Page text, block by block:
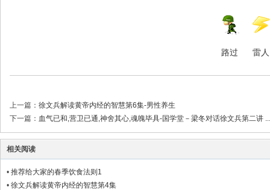
路过 雷人
上一篇： 徐文兵解读黄帝内经的智慧第6集-男性养生
下一篇： 血气已和,营卫已通,神舍其心,魂魄毕具-国学堂－梁冬对话徐文兵第二讲 ...
相关阅读
• 推荐给大家的春季饮食法则1
• 徐文兵解读黄帝内经的智慧第4集